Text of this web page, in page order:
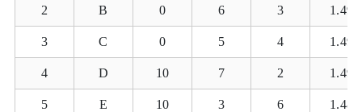
2 B 0 6 3
3 C 0 5 4
4 D 10 7 2
5 E 10 3 6